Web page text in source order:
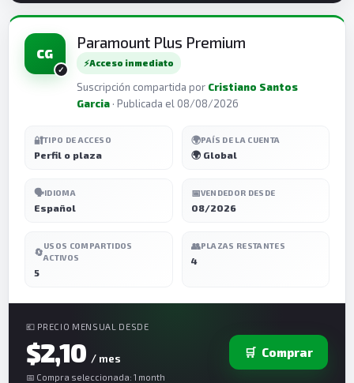
CG
Paramount Plus Premium
⚡Acceso inmediato
Suscripción compartida por Cristiano Santos
Garcia · Publicada el 08/08/2026
🔐TIPO DE ACCESO
Perfil o plaza
🌍PAÍS DE LA CUENTA
🌍 Global
🗣️IDIOMA
Español
📅VENDEDOR DESDE
08/2026
🔄
USOS COMPARTIDOS
ACTIVOS
5
👥PLAZAS RESTANTES
4
💶 PRECIO MENSUAL DESDE
$2,10 / mes
📅 Compra seleccionada: 1 month
🛒 Comprar